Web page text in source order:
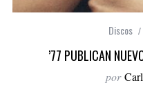
Discos
’77 PUBLICAN
por